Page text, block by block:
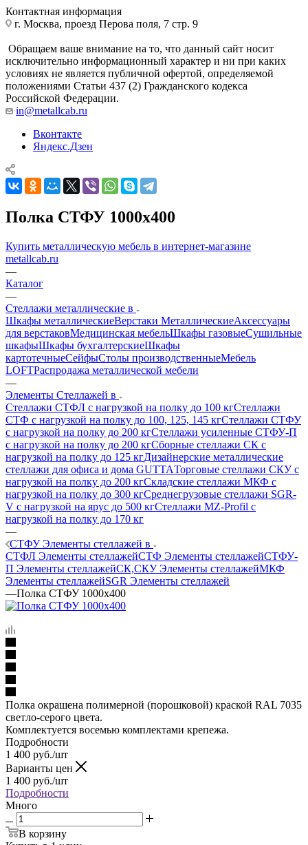
Контактная информация
г. Москва, проезд Перова поля, 7 стр. 9
Обращаем ваше внимание на то, что данный сайт носит
исключительно информационный характер и ни при каких
условиях не является публичной офертой, определяемой
положениями Статьи 437 (2) Гражданского кодекса
Российской Федерации.
in@metallcab.ru
Вконтакте
Яндекс.Дзен
Полка СТФУ 1000x400
Купить металлическую мебель в интернет-магазине
metallcab.ru
—
Каталог
—
Стеллажи металлические в
Шкафы металлическиеВерстаки МеталлическиеАксессуары
для верстаковМедицинская мебельШкафы газовыеСушильные
шкафыШкафы бухгалтерскиеШкафы
картотечныеСейфыСтолы производственныеМебель
LOFTРаспродажа металлической мебели
—
Элементы Стеллажей в
Стеллажи СТФЛ с нагрузкой на полку до 100 кгСтеллажи
СТФ с нагрузкой на полку до 100, 125, 145 кгСтеллажи СТФУ
с нагрузкой на полку до 200 кгСтеллажи усиленные СТФУ-П
с нагрузкой на полку до 200 кгСборные стеллажи СК с
нагрузкой на полку до 125 кгДизайнерские металлические
стеллажи для офиса и дома GUTTAТорговые стеллажи СКУ с
нагрузкой на полку до 200 кгСкладские стеллажи МКФ с
нагрузкой на полку до 300 кгСреднегрузовые стеллажи SGR-
V с нагрузкой на ярус до 500 кгСтеллажи MZ-Profil с
нагрузкой на полку до 170 кг
—
СТФУ Элементы стеллажей в
СТФЛ Элементы стеллажейСТФ Элементы стеллажейСТФУ-
П Элементы стеллажейСК,СКУ Элементы стеллажейМКФ
Элементы стеллажейSGR Элементы стеллажей
—Полка СТФУ 1000x400
Полка окрашена полимерной (порошковой) краской RAL 7035
светло-серого цвета.
Комплектуется восемью комплектами крепежа.
Подробности
1 400 руб./шт
Варианты цен
1 400 руб./шт
Подробности
Много
В корзину